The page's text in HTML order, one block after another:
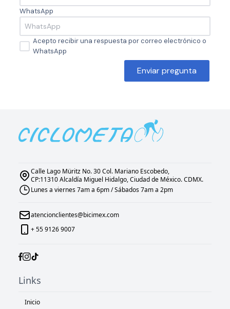
WhatsApp
Acepto recibir una respuesta por correo electrónico o
WhatsApp
Enviar pregunta
Calle Lago Müritz No. 30 Col. Mariano Escobedo,
CP:11310 Alcaldía Miguel Hidalgo, Ciudad de México. CDMX.
Lunes a viernes 7am a 6pm / Sábados 7am a 2pm
atencionclientes@bicimex.com
+ 55 9126 9007
Links
Inicio